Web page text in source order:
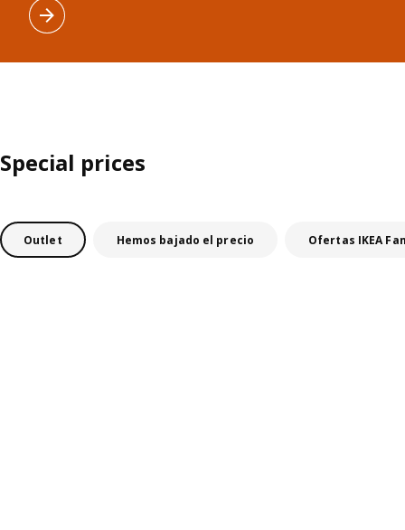
Special prices
Outlet Hemos bajado el precio Ofertas IKEA